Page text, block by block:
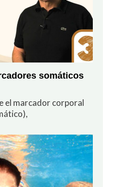
somáticos
el marcador corporal